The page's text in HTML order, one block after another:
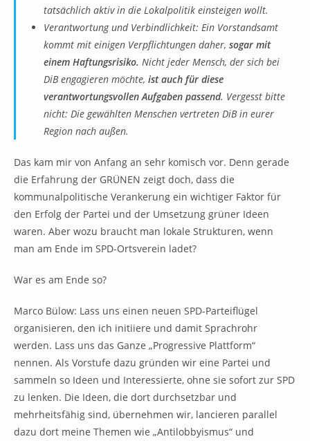
tatsächlich aktiv in die Lokalpolitik einsteigen wollt.
Verantwortung und Verbindlichkeit: Ein Vorstandsamt
kommt mit einigen Verpflichtungen daher, sogar mit
einem Haftungsrisiko. Nicht jeder Mensch, der sich bei
DiB engagieren möchte, ist auch für diese
verantwortungsvollen Aufgaben passend. Vergesst bitte
nicht: Die gewählten Menschen vertreten DiB in eurer
Region nach außen.
Das kam mir von Anfang an sehr komisch vor. Denn gerade
die Erfahrung der GRÜNEN zeigt doch, dass die
kommunalpolitische Verankerung ein wichtiger Faktor für
den Erfolg der Partei und der Umsetzung grüner Ideen
waren. Aber wozu braucht man lokale Strukturen, wenn
man am Ende im SPD-Ortsverein ladet?
War es am Ende so?
Marco Bülow: Lass uns einen neuen SPD-Parteiflügel
organisieren, den ich initiiere und damit Sprachrohr
werden. Lass uns das Ganze „Progressive Plattform“
nennen. Als Vorstufe dazu gründen wir eine Partei und
sammeln so Ideen und Interessierte, ohne sie sofort zur SPD
zu lenken. Die Ideen, die dort durchsetzbar und
mehrheitsfähig sind, übernehmen wir, lancieren parallel
dazu dort meine Themen wie „Antilobbyismus“ und